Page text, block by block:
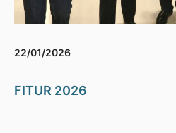
22/01/2026
FITUR 2026